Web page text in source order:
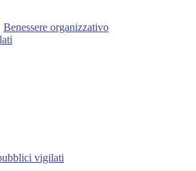
Benessere organizzativo
vigilati